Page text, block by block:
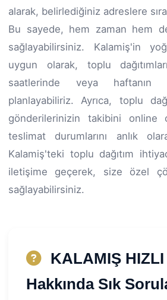
alarak, belirlediğiniz adreslere
Bu sayede, hem zaman hem
sağlayabilirsiniz. Kalamiş'in
uygun olarak, toplu
saatlerinde veya haftanın
planlayabiliriz. Ayrıca, toplu
gönderilerinizin takibini online
teslimat durumlarını anlık
Kalamiş'teki toplu dağıtım
iletişime geçerek, size özel
sağlayabilirsiniz.
KALAMIŞ HIZLI
Hakkında Sık